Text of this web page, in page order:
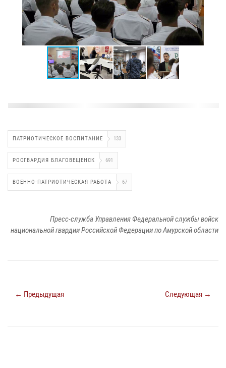
ПАТРИОТИЧЕСКОЕ ВОСПИТАНИЕ 133
РОСГВАРДИЯ БЛАГОВЕЩЕНСК 691
ВОЕННО-ПАТРИОТИЧЕСКАЯ РАБОТА 67
Пресс-служба Управления Федеральной службы войск
национальной гвардии Российской Федерации по Амурской области
← Предыдущая Следующая →